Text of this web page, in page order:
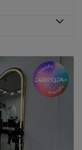
Produkte
19:00
08:30
19:00
08:30 –19:00
08:30
19:00
09:00
Geschlossen
mal so richtig